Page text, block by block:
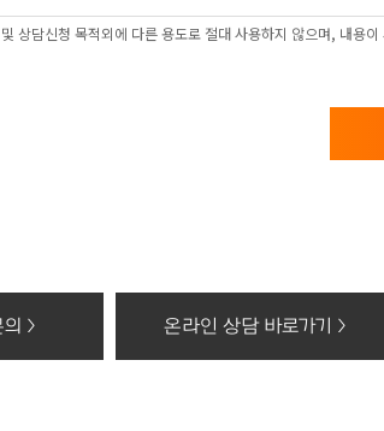
2. 개인정보 수집 및 이용목적
- 과정문의에 대한 학과담당선생
4. 동의를 거부할 권리가 있다는
- 전자적 파일 형태로 저장된 개인
상담신청 목적외에 다른 용도로 절대 사용하지 않으며, 내용
> 온라인 상담 바로가기 >